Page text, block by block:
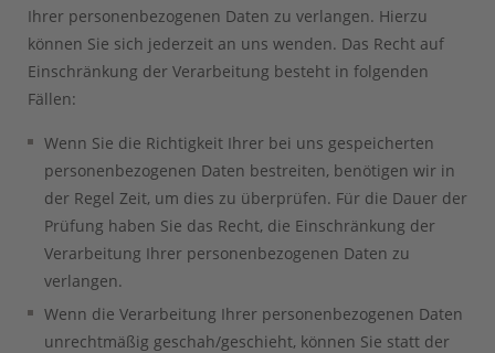
Ihrer personenbezogenen Daten zu verlangen. Hierzu
können Sie sich jederzeit an uns wenden. Das Recht auf
Einschränkung der Verarbeitung besteht in folgenden
Fällen:
Wenn Sie die Richtigkeit Ihrer bei uns gespeicherten
personenbezogenen Daten bestreiten, benötigen wir in
der Regel Zeit, um dies zu überprüfen. Für die Dauer der
Prüfung haben Sie das Recht, die Einschränkung der
Verarbeitung Ihrer personenbezogenen Daten zu
verlangen.
Wenn die Verarbeitung Ihrer personenbezogenen Daten
unrechtmäßig geschah/geschieht, können Sie statt der